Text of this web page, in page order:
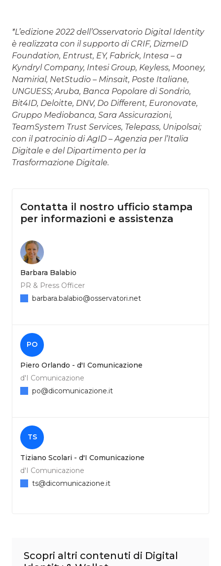
*L’edizione 2022 dell’Osservatorio Digital Identity
è realizzata con il supporto di CRIF, DizmeID
Foundation, Entrust, EY, Fabrick, Intesa – a
Kyndryl Company, Intesi Group, Keyless, Mooney,
Namirial, NetStudio – Minsait, Poste Italiane,
UNGUESS; Aruba, Banca Popolare di Sondrio,
Bit4ID, Deloitte, DNV, Do Different, Euronovate,
Gruppo Mediobanca, Sara Assicurazioni,
TeamSystem Trust Services, Telepass, Unipolsai;
con il patrocinio di AgID – Agenzia per l’Italia
Digitale e del Dipartimento per la
Trasformazione Digitale.
Contatta il nostro ufficio stampa
per informazioni e assistenza
Barbara Balabio
PR & Press Officer
barbara.balabio@osservatori.net
PO
Piero Orlando - d'I Comunicazione
d'I Comunicazione
po@dicomunicazione.it
TS
Tiziano Scolari - d'I Comunicazione
d'I Comunicazione
ts@dicomunicazione.it
Scopri altri contenuti di Digital